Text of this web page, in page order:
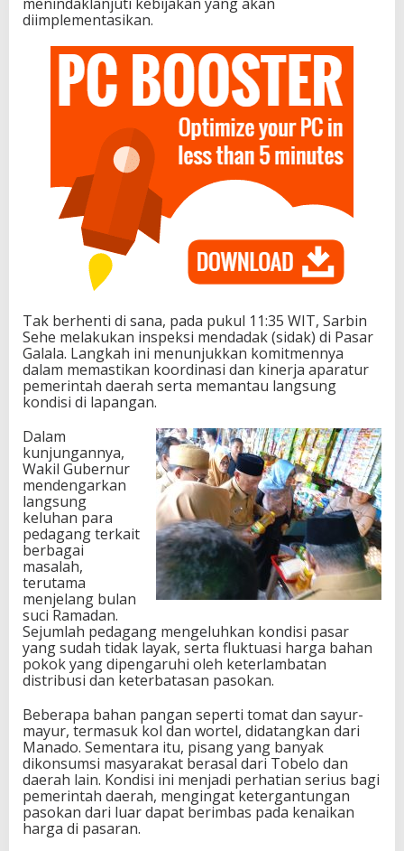
diimplementasikan.
Tak berhenti di sana, pada pukul 11:35 WIT, Sarbin
Sehe melakukan inspeksi mendadak (sidak) di Pasar
Galala. Langkah ini menunjukkan komitmennya
dalam memastikan koordinasi dan kinerja aparatur
pemerintah daerah serta memantau langsung
kondisi di lapangan.
Dalam
kunjungannya,
Wakil Gubernur
mendengarkan
langsung
keluhan para
pedagang terkait
berbagai
masalah,
terutama
menjelang bulan
suci Ramadan.
Sejumlah pedagang mengeluhkan kondisi pasar
yang sudah tidak layak, serta fluktuasi harga bahan
pokok yang dipengaruhi oleh keterlambatan
distribusi dan keterbatasan pasokan.
Beberapa bahan pangan seperti tomat dan sayur-
mayur, termasuk kol dan wortel, didatangkan dari
Manado. Sementara itu, pisang yang banyak
dikonsumsi masyarakat berasal dari Tobelo dan
daerah lain. Kondisi ini menjadi perhatian serius bagi
pemerintah daerah, mengingat ketergantungan
pasokan dari luar dapat berimbas pada kenaikan
harga di pasaran.